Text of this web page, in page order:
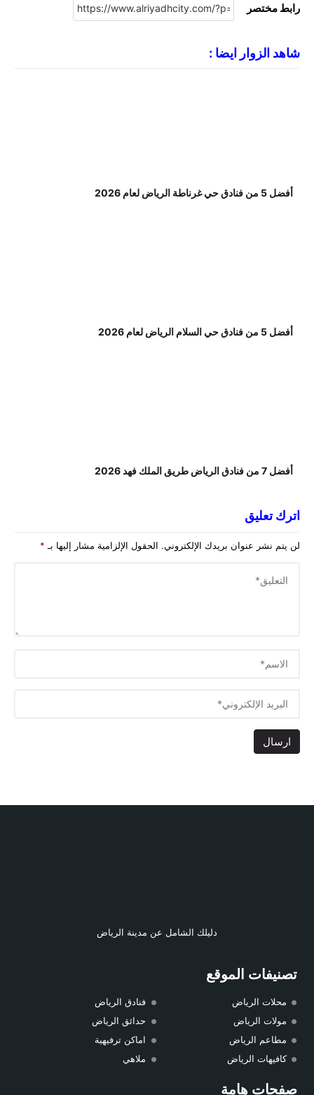
رابط مختصر
شاهد الزوار ايضا :
أفضل 5 من فنادق حي غرناطة الرياض لعام 2026
أفضل 5 من فنادق حي السلام الرياض لعام 2026
أفضل 7 من فنادق الرياض طريق الملك فهد 2026
اترك تعليق
لن يتم نشر عنوان بريدك الإلكتروني. الحقول الإلزامية مشار إليها بـ *
دليلك الشامل عن مدينة الرياض
تصنيفات الموقع
محلات الرياض
مولات الرياض
مطاعم الرياض
كافيهات الرياض
فنادق الرياض
حدائق الرياض
اماكن ترفيهية
ملاهي
صفحات هامة